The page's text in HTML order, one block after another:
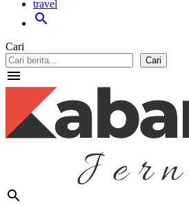
travel
search
Cari
Cari
menu
search